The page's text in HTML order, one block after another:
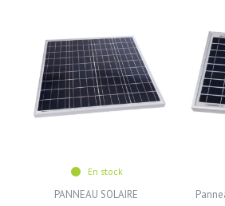
En stock
PANNEAU SOLAIRE